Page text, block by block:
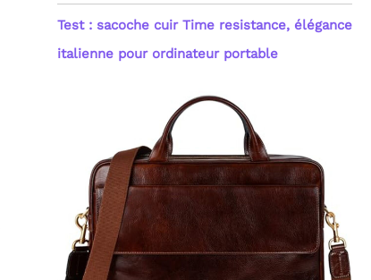
Test : sacoche cuir Time resistance, élégance
italienne pour ordinateur portable